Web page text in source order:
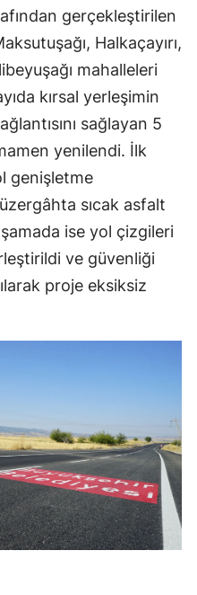
gerçekleştirilen
Halkaçayırı,
mahalleleri
kırsal yerleşimin
sağlayan 5
yenilendi. İlk
genişletme
sıcak asfalt
ise yol çizgileri
ve güvenliği
proje eksiksiz